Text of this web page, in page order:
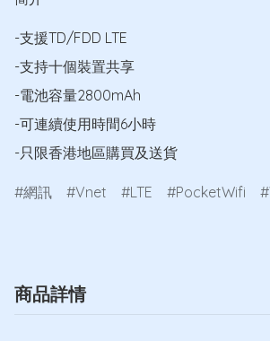
-支援TD/FDD LTE
-支持十個裝置共享
-電池容量2800mAh
-可連續使用時間6小時
-只限香港地區購買及送貨
網訊 Vnet LTE PocketWifi
商品詳情